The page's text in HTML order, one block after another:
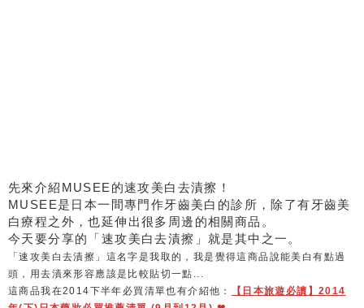
先來介紹MUSEE的速攻美白去漬擦！
MUSEE是日本一間專門作牙齒美白的診所，除了有牙齒美
白療程之外，也延伸出很多周邊的相關商品。
今天要分享的「速攻美白去漬擦」就是其中之一。
「速攻美白去漬擦」這名字是我取的，我是覺得這商品說能美白有點過
頭，用去漬來形容應該是比較貼切一點...
這商品我在2014下半年必買清單也有介紹他：
【日本旅遊必讀】2014